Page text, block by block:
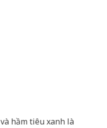
và hầm tiêu xanh là